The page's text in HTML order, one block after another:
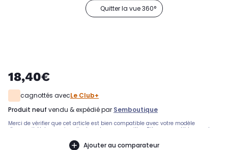
Quitter la vue 360°
18,40€
cagnottés avecLe Club+
produit neuf vendu & expédié par Semboutique
Merci de vérifier que cet article est bien compatible avec votre modèle
d'appareil. Notre service client peut vous conseiller. .Pièce compatible avec les
MARTIN: FRC323W1, FRD376W Ajouter au comparateur